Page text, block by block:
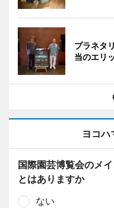
プラネタ
当のエリ
ヨコハ
国際園芸博覧会のメ
とはありますか
ない